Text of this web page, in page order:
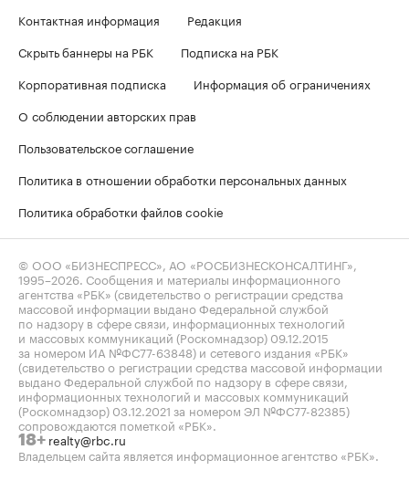
Контактная информация
Редакция
Скрыть баннеры на РБК
Подписка на РБК
Корпоративная подписка
Информация об ограничениях
О соблюдении авторских прав
Пользовательское соглашение
Политика в отношении обработки персональных данных
Политика обработки файлов cookie
© ООО «БИЗНЕСПРЕСС», АО «РОСБИЗНЕСКОНСАЛТИНГ»,
1995–2026 . Сообщения и материалы информационного
агентства «РБК» (свидетельство о регистрации средства
массовой информации выдано Федеральной службой
по надзору в сфере связи, информационных технологий
и массовых коммуникаций (Роскомнадзор) 09.12.2015
за номером ИА №ФС77-63848) и сетевого издания «РБК»
(свидетельство о регистрации средства массовой информации
выдано Федеральной службой по надзору в сфере связи,
информационных технологий и массовых коммуникаций
(Роскомнадзор) 03.12.2021 за номером ЭЛ №ФС77-82385)
сопровождаются пометкой «РБК».
18+ realty@rbc.ru
Владельцем сайта является информационное агентство «РБК».